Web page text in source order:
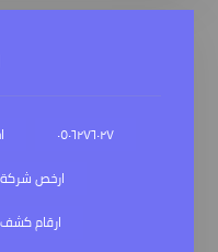
٠٥٠٦٢٧٦٠٢٧
ارخص شركة
ارقام كشف